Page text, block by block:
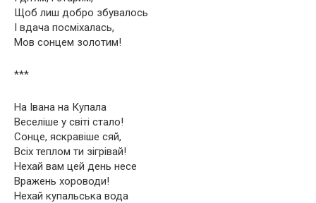
Щоб лиш добро збувалось
І вдача посміхалась,
Мов сонцем золотим!
***
На Івана на Купала
Веселіше у світі стало!
Сонце, яскравіше сяй,
Всіх теплом ти зігрівай!
Нехай вам цей день несе
Вражень хороводи!
Нехай купальська вода